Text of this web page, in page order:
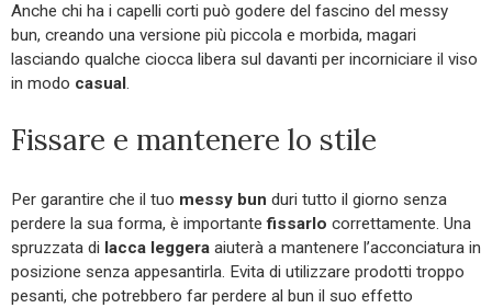
Anche chi ha i capelli corti può godere del fascino del messy
bun, creando una versione più piccola e morbida, magari
lasciando qualche ciocca libera sul davanti per incorniciare il viso
in modo casual .
Fissare e mantenere lo stile
Per garantire che il tuo messy bun duri tutto il giorno senza
perdere la sua forma, è importantefissarlo correttamente. Una
spruzzata di lacca leggera aiuterà a mantenere l’acconciatura in
posizione senza appesantirla. Evita di utilizzare prodotti troppo
pesanti, che potrebbero far perdere al bun il suo effetto